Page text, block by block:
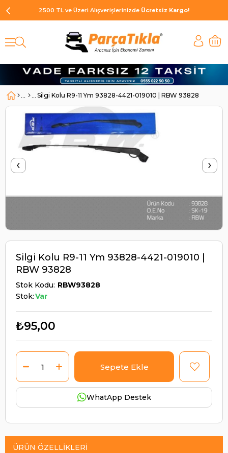
2500 TL ve Üzeri Alışverişlerinizde Ücretsiz Kargo!
Silgi Kolu R9-11 Ym 93828-4421-019010 | RBW 93828
‹ ›
Silgi Kolu R9-11 Ym 93828-4421-019010 |
RBW 93828
Stok Kodu RBW93828
Stok:Var
₺95,00
WhatApp Destek
ÜRÜN ÖZELLIKLERI